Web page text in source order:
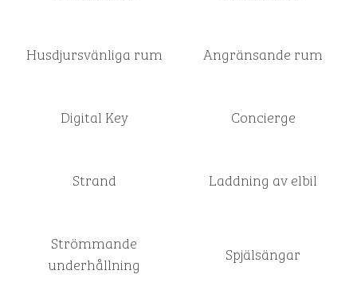
Husdjursvänliga rum Angränsande rum
Digital Key Concierge
Strand Laddning av elbil
Strömmande
underhållning
Spjälsängar